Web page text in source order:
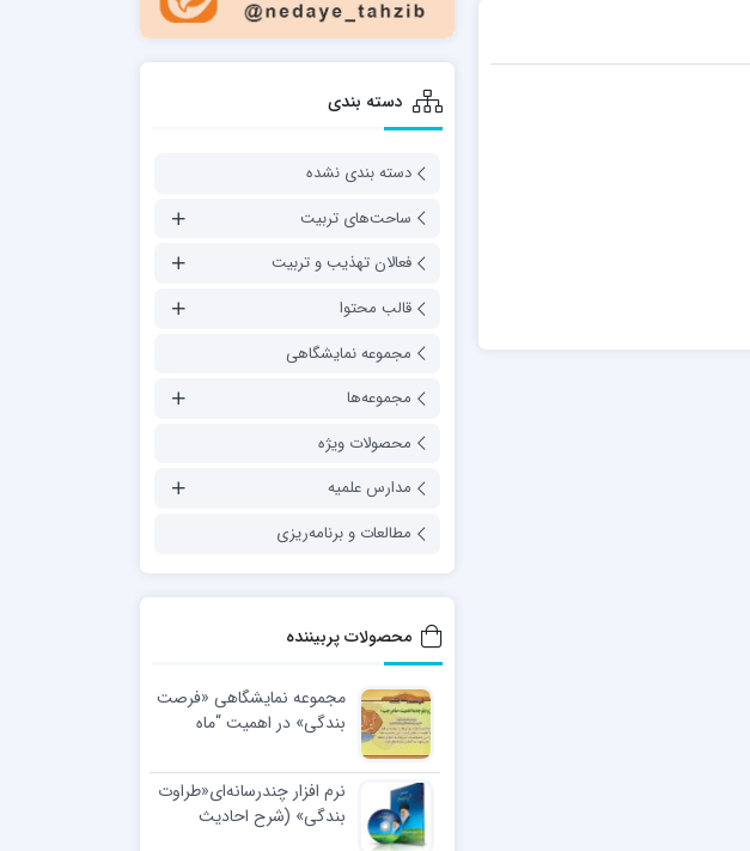
دسته بندی
دسته بندی نشده
ساحت‌های تربیت
فعالان تهذیب و تربیت
قالب محتوا
مجموعه نمایشگاهی
مجموعه‌ها
محصولات ویژه
مدارس علمیه
مطالعات و برنامه‌ریزی
محصولات پربیننده
مجموعه نمایشگاهی «فرصت
بندگی» در اهمیت “ماه
نرم افزار چندرسانه‌ای«طراوت
بندگی» (شرح احادیث